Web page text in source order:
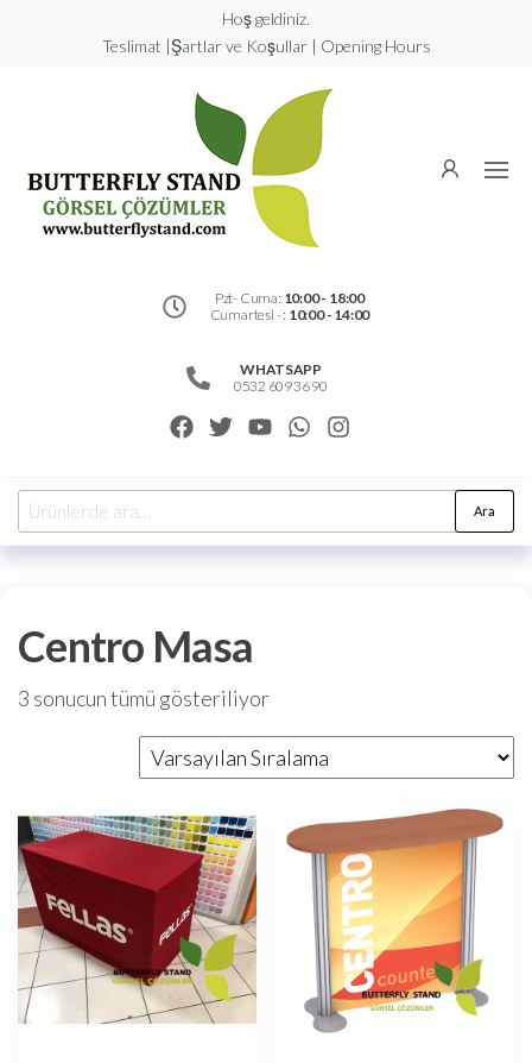
Hoş geldiniz.
Teslimat |Şartlar ve Koşullar | Opening Hours
Görsel
Pzt- Cuma: 10:00 - 18:00
Cumartesi - : 10:00 - 14:00
WHATSAPP
0532 609 36 90
Ara
Centro Masa
3 sonucun tümü gösteriliyor